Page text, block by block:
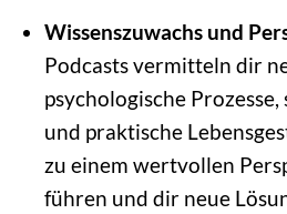
Wissenszuwachs und
Podcasts vermitteln dir
psychologische
und praktische
zu einem wertvollen
führen und dir neue